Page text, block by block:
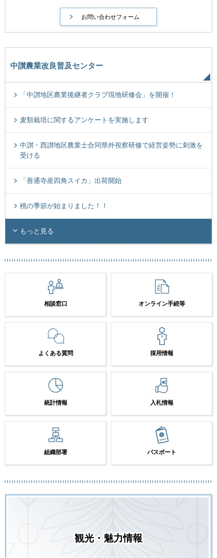
中讃農業改良普及センター
「中讃地区農業後継者クラブ現地研修会」を開催！
麦類栽培に関するアンケートを実施します
中讃・西讃地区農業士合同県外視察研修で経営姿勢に刺激を
受ける
「善通寺産四角スイカ」出荷開始
桃の季節が始まりました！！
もっと見る
相談窓口 オンライン手続等
よくある質問 採用情報
統計情報 入札情報
組織部署 パスポート
観光・魅力情報